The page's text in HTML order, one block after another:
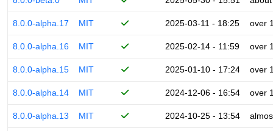
8.0.0-alpha.17 MIT 2025-03-11 - 18:25 over
8.0.0-alpha.16 MIT 2025-02-14 - 11:59 over
8.0.0-alpha.15 MIT 2025-01-10 - 17:24 over
8.0.0-alpha.14 MIT 2024-12-06 - 16:54 over
8.0.0-alpha.13 MIT 2024-10-25 - 13:54